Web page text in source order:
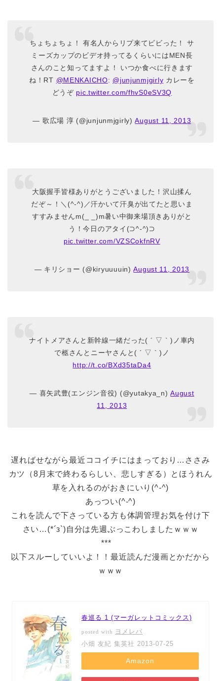
ちょちょちょ！ 有名人からリプ来てビビった！ サ
ミーズカップのビデオ持ってるくらいにはMEN長
さんのこと知ってますよ！ いつか食べに行きます
ね！RT @MENKAICHO: @junjunmjgirly カレーを
どうぞ pic.twitter.com/fhvS0eSV3Q
— 歌広場 淳 (@junjunmjgirly)August 11, 2013
大阪握手皆様ありがとうございました！沢山揉ん
だぞ～！＼(^-^)／汗かいて汗臭が出てたと思いま
すすみませんm(_ _)m暑い中御来場頂きありがと
う！今日のアタイ(⊃^-^)⊃
pic.twitter.com/VZSCokfnRV
— キリショー (@kiryuuuuin)August 11, 2013
ナイトメアさんと新幹線一緒だった( ´ ▽ ` )ノ車内
で柩さんとニーヤさんと( ´ ▽ ` )ノ
http://t.co/BXd35taDa4
— 喜矢武豊(エンジン音役) (@yutakya_n)August
11, 2013
遅ればせながら最近ココイチにはまっており…ささみ
カツ（8月末で終わるらしい、悲しすぎる）とほうれん
草を入れるのがおきにいり(^-^)
あっつい(^-^)
これを読んで下さっている方も体調管理お気を付け下
さい…(*´з`)自分は先週ぶっこわしましたｗｗｗ
***
以下スルーしていいよ！！最近読んだ漫画とかだから
ｗｗｗ
春巡る 1 (マーガレットコミックス)
posted with
ヨメレバ
小畑 友紀 集英社 2013-07-25
Amazon